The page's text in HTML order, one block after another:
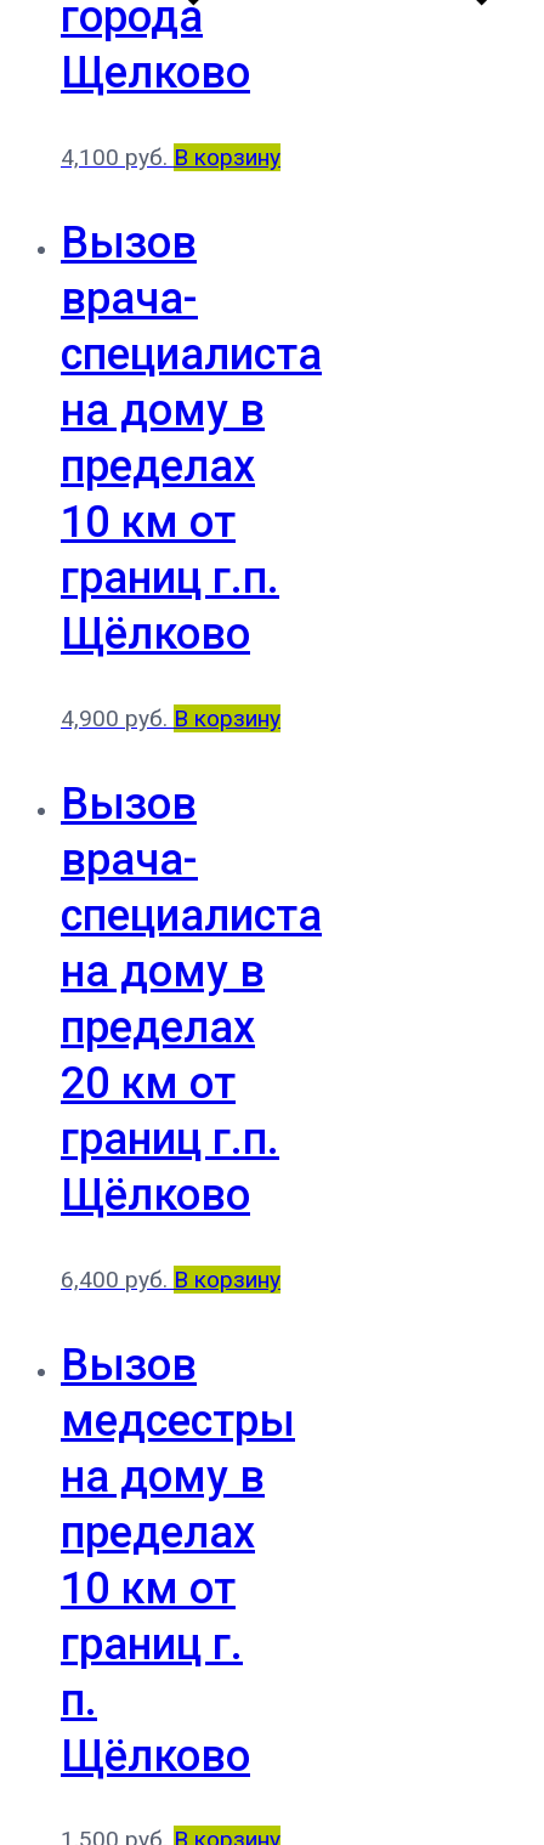
города
Щелково
4,100 руб. В корзину
Вызов
врача-
специалиста
на дому в
пределах
10 км от
границ г.п.
Щёлково
4,900 руб. В корзину
Вызов
врача-
специалиста
на дому в
пределах
20 км от
границ г.п.
Щёлково
6,400 руб. В корзину
Вызов
медсестры
на дому в
пределах
10 км от
границ г.
п.
Щёлково